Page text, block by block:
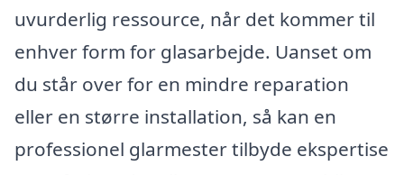
uvurderlig ressource, når det kommer til
enhver form for glasarbejde. Uanset om
du står over for en mindre reparation
eller en større installation, så kan en
professionel glarmester tilbyde ekspertise